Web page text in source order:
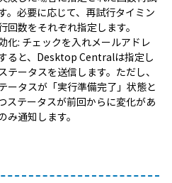
。必要に応じて、再試行タイミン
回数をそれぞれ指定します。
化: チェックを入れメールアドレ
ると、Desktop Centralは指定し
テータスを送信します。ただし、
ータスが「実行準備完了」状態と
ステータスが前回からに変化があ
み通知します。